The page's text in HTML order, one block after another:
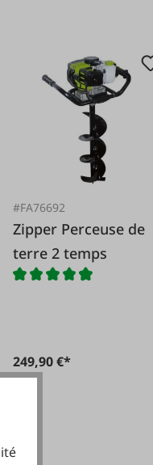
#FA76692
Zipper Perceuse de
terre 2 temps
249,90 €*